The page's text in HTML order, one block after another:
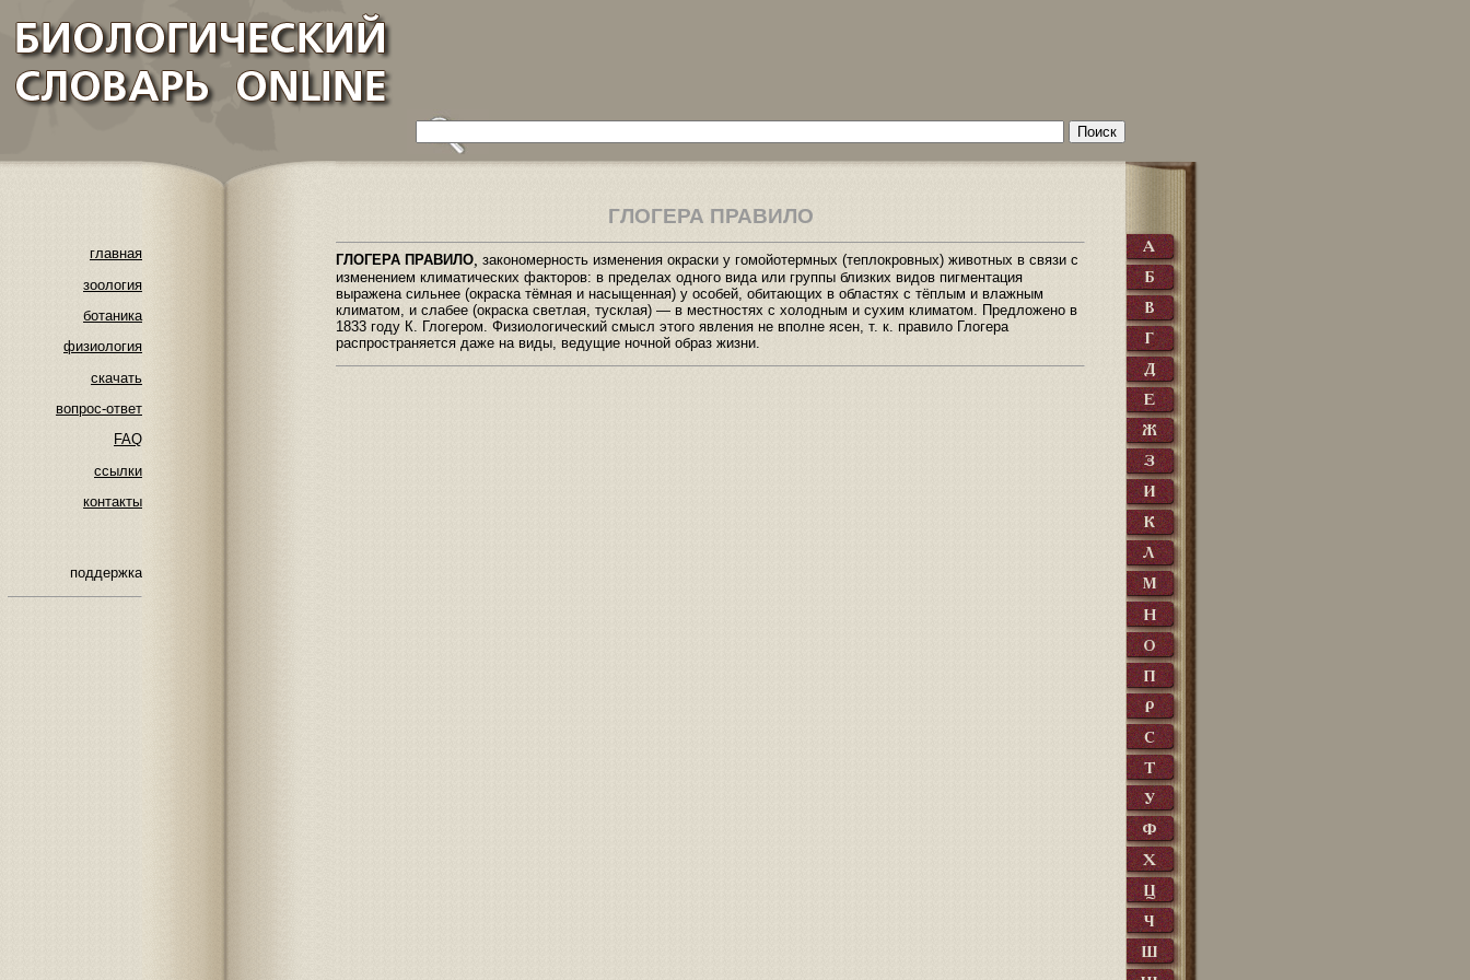
главная
зоология
ботаника
физиология
скачать
вопрос-ответ
FAQ
ссылки
контакты
поддержка
ГЛОГЕРА ПРАВИЛО
ГЛОГЕРА ПРАВИЛО закономерность изменения окраски у гомойотермных (теплокровных) животных в связи с
изменением климатических факторов: в пределах одного вида или группы близких видов пигментация
выражена сильнее (окраска тёмная и насыщенная) у особей, обитающих в областях с тёплым и влажным
климатом, и слабее (окраска светлая, тусклая) — в местностях с холодным и сухим климатом. Предложено в
1833 году К. Глогером. Физиологический смысл этого явления не вполне ясен, т. к. правило Глогера
распространяется даже на виды, ведущие ночной образ жизни.